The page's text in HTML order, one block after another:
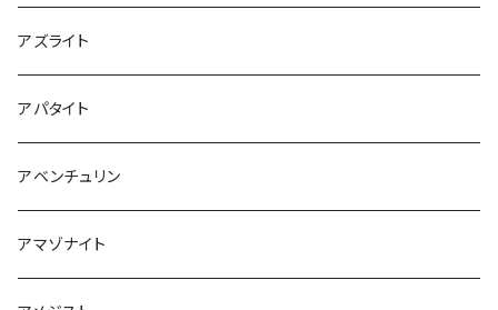
アズライト
アパタイト
アベンチュリン
アマゾナイト